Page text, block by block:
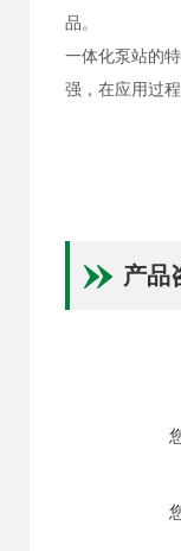
品。
一体化泵站的
强，在应用过
产品